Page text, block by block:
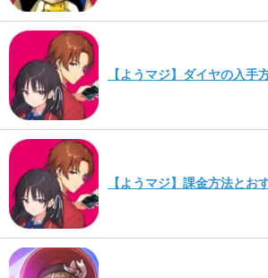
【ようマジ】ダイヤの入手
【ようマジ】課金方法とお